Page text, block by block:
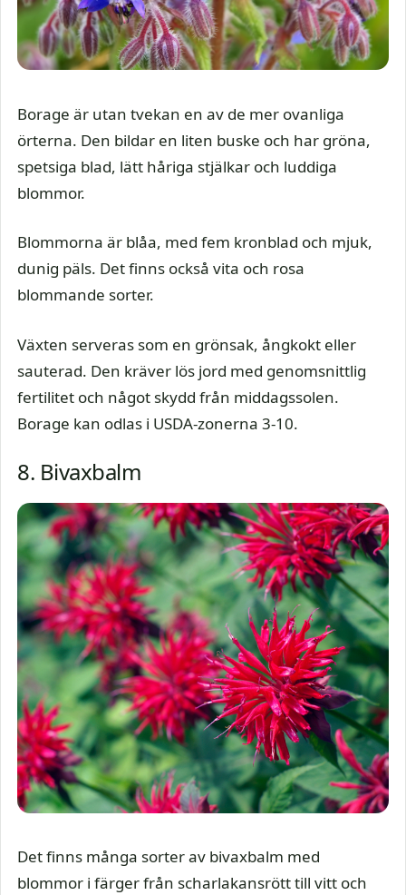
Borage är utan tvekan en av de mer ovanliga
örterna. Den bildar en liten buske och har gröna,
spetsiga blad, lätt håriga stjälkar och luddiga
blommor.
Blommorna är blåa, med fem kronblad och mjuk,
dunig päls. Det finns också vita och rosa
blommande sorter.
Växten serveras som en grönsak, ångkokt eller
sauterad. Den kräver lös jord med genomsnittlig
fertilitet och något skydd från middagssolen.
Borage kan odlas i USDA-zonerna 3-10.
8. Bivaxbalm
Det finns många sorter av bivaxbalm med
blommor i färger från scharlakansrött till vitt och